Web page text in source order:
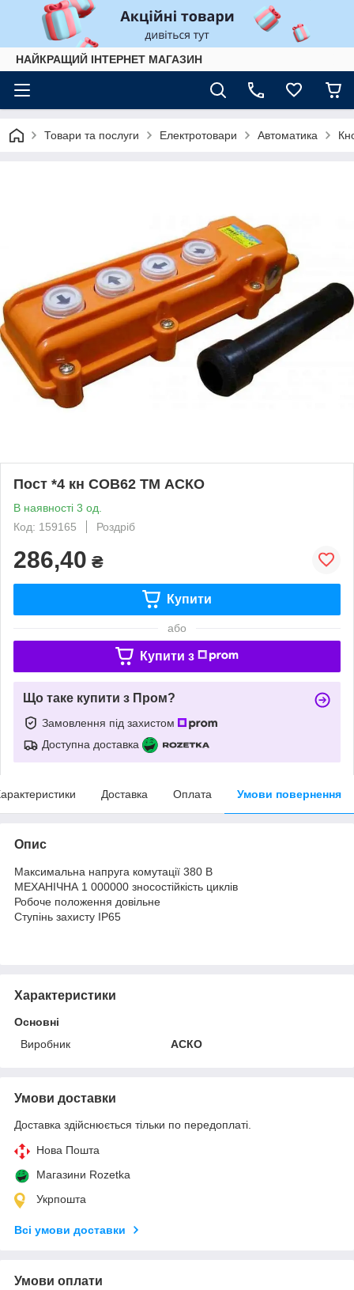
НАЙКРАЩИЙ ІНТЕРНЕТ МАГАЗИН
Товари та послуги Електротовари Автоматика
Пост *4 кн СОВ62 ТМ АСКО
В наявності 3 од.
Код: 159165
Роздріб
286,40 ₴
Купити
або
Купити з
Що таке купити з Пром?
Замовлення під захистом
Доступна доставка
Доставка Оплата Умови повернення
Опис
Максимальна напруга комутації 380 В
МЕХАНІЧНА 1 000000 зносостійкість циклів
Робоче положення довільне
Ступінь захисту IP65
Характеристики
Основні
Виробник
АСКО
Умови доставки
Доставка здійснюється тільки по передоплаті.
Нова Пошта
Магазини Rozetka
Укрпошта
Всі умови доставки
Умови оплати